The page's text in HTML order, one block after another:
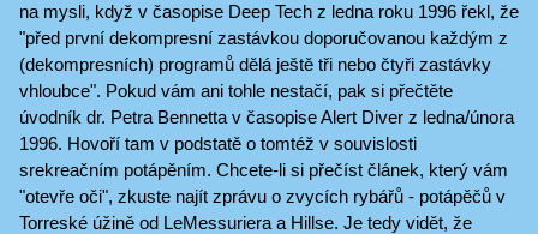
na mysli, když v časopise Deep Tech z ledna roku 1996 řekl, že
"před první dekompresní zastávkou doporučovanou každým z
(dekompresních) programů dělá ještě tři nebo čtyři zastávky
vhloubce". Pokud vám ani tohle nestačí, pak si přečtěte
úvodník dr. Petra Bennetta v časopise Alert Diver z ledna/února
1996. Hovoří tam v podstatě o tomtéž v souvislosti
srekreačním potápěním. Chcete-li si přečíst článek, který vám
"otevře oči", zkuste najít zprávu o zvycích rybářů - potápěčů v
Torreské úžině od LeMessuriera a Hillse. Je tedy vidět, že